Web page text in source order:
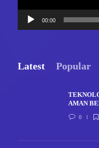
00:00
Latest Popular
AMAN
0